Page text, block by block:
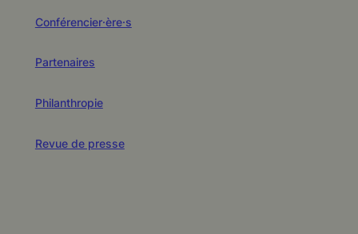
Conférencier·ère·s
Partenaires
Philanthropie
Revue de presse